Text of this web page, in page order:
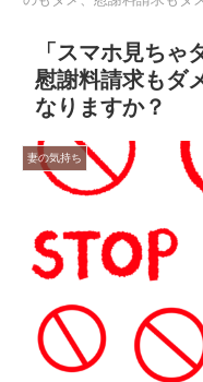
「スマホ見ちゃ
慰謝料請求もダ
なりますか？
妻の気持ち